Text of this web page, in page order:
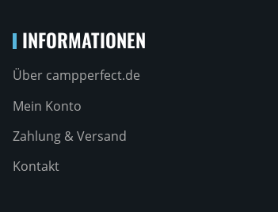
INFORMATIONEN
Über campperfect.de
Mein Konto
Zahlung & Versand
Kontakt